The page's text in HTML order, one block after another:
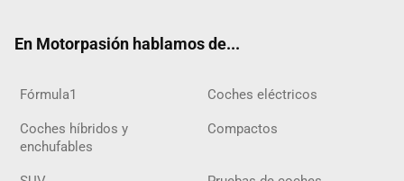
En Motorpasión hablamos de...
Fórmula1 Coches eléctricos
Coches híbridos y
enchufables
Compactos